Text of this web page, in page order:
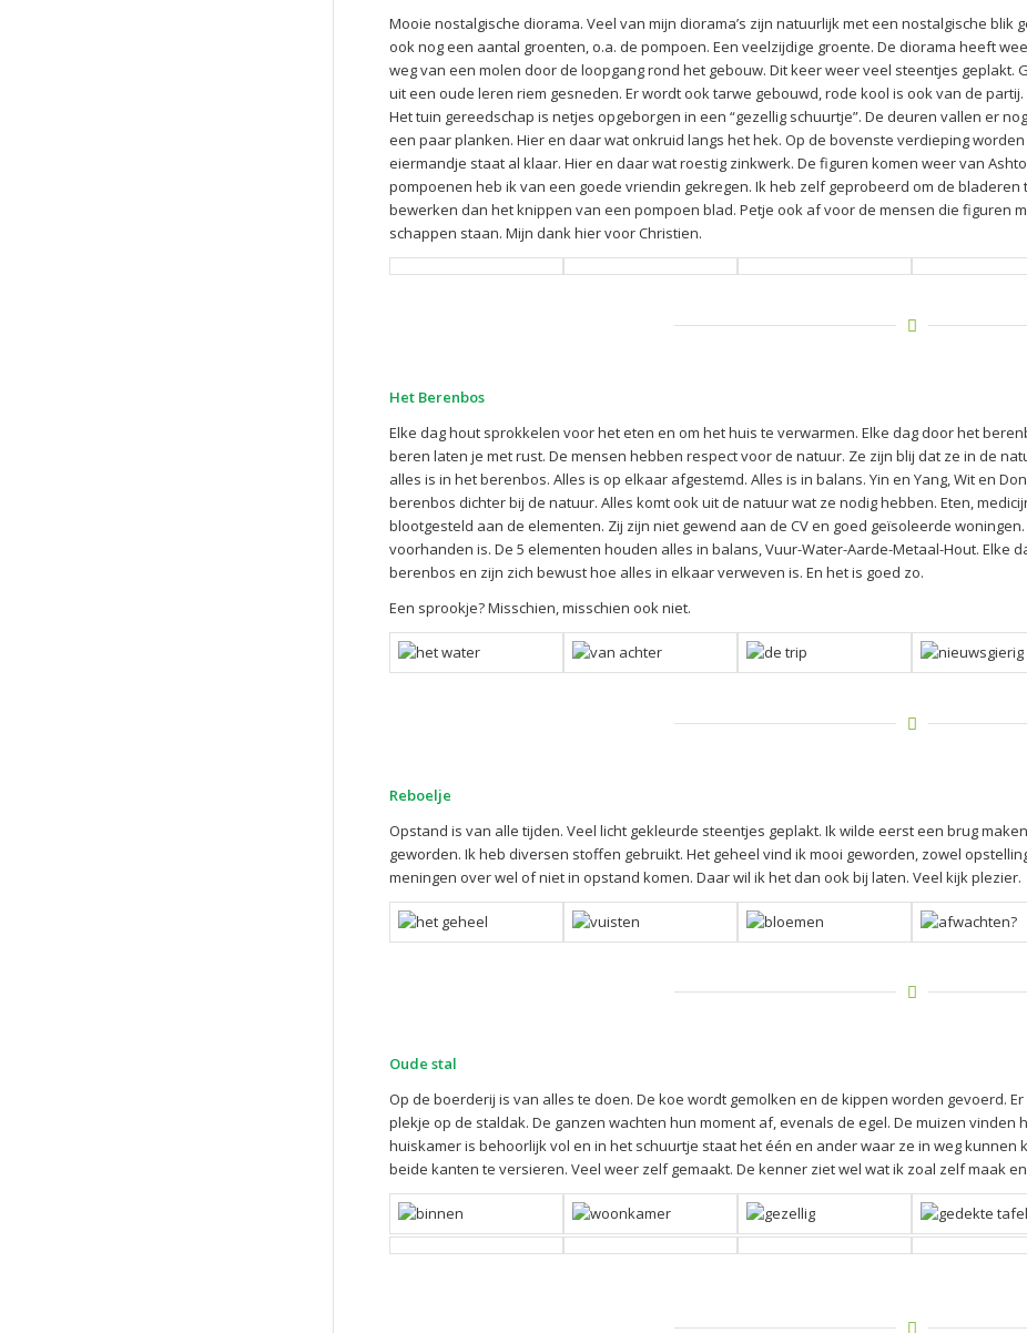
Mooie nostalgische diorama. Veel van mijn diorama’s zijn natuurlijk met een nostalgische
ook nog een aantal groenten, o.a. de pompoen. Een veelzijdige groente. De diorama heeft
weg van een molen door de loopgang rond het gebouw. Dit keer weer veel steentjes
uit een oude leren riem gesneden. Er wordt ook tarwe gebouwd, rode kool is ook van de
Het tuin gereedschap is netjes opgeborgen in een “gezellig schuurtje”. De deuren vallen er
een paar planken. Hier en daar wat onkruid langs het hek. Op de bovenste verdieping
eiermandje staat al klaar. Hier en daar wat roestig zinkwerk. De figuren komen weer van
pompoenen heb ik van een goede vriendin gekregen. Ik heb zelf geprobeerd om de
bewerken dan het knippen van een pompoen blad. Petje ook af voor de mensen die figuren
schappen staan. Mijn dank hier voor Christien.
Het Berenbos
Elke dag hout sprokkelen voor het eten en om het huis te verwarmen. Elke dag door het
beren laten je met rust. De mensen hebben respect voor de natuur. Ze zijn blij dat ze in de
alles is in het berenbos. Alles is op elkaar afgestemd. Alles is in balans. Yin en Yang, Wit en
berenbos dichter bij de natuur. Alles komt ook uit de natuur wat ze nodig hebben. Eten,
blootgesteld aan de elementen. Zij zijn niet gewend aan de CV en goed geïsoleerde
voorhanden is. De 5 elementen houden alles in balans, Vuur-Water-Aarde-Metaal-Hout. Elke
berenbos en zijn zich bewust hoe alles in elkaar verweven is. En het is goed zo.
Een sprookje? Misschien, misschien ook niet.
Reboelje
Opstand is van alle tijden. Veel licht gekleurde steentjes geplakt. Ik wilde eerst een brug
geworden. Ik heb diversen stoffen gebruikt. Het geheel vind ik mooi geworden, zowel
meningen over wel of niet in opstand komen. Daar wil ik het dan ook bij laten. Veel kijk plezier.
Oude stal
Op de boerderij is van alles te doen. De koe wordt gemolken en de kippen worden gevoerd.
plekje op de staldak. De ganzen wachten hun moment af, evenals de egel. De muizen vinden
huiskamer is behoorlijk vol en in het schuurtje staat het één en ander waar ze in weg
beide kanten te versieren. Veel weer zelf gemaakt. De kenner ziet wel wat ik zoal zelf maak